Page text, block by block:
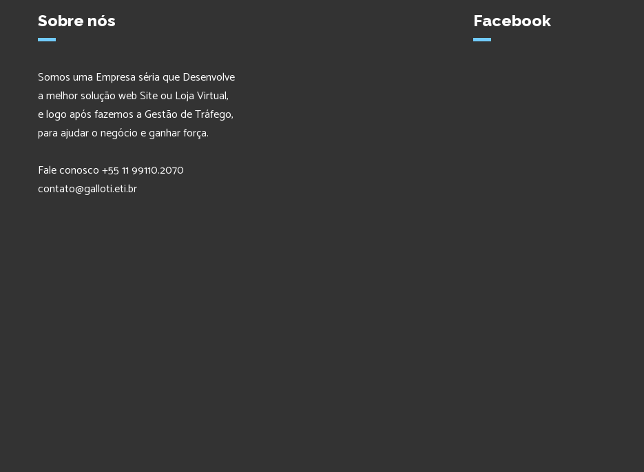
Sobre nós
Somos uma Empresa séria que Desenvolve
a melhor solução web Site ou Loja Virtual,
e logo após fazemos a Gestão de Tráfego,
para ajudar o negócio e ganhar força.
Fale conosco +55 11 99110.2070
contato@galloti.eti.br
Facebook